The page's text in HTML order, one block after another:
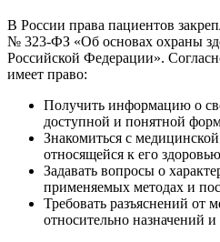
В России права пациентов
№ 323-ФЗ «Об основах охраны
Российской Федерации».
имеет право:
Получить информацию о
доступной и понятной
Знакомиться с
относящейся к его
Задавать вопросы о
применяемых методах и
Требовать разъяснений от
относительно назначений